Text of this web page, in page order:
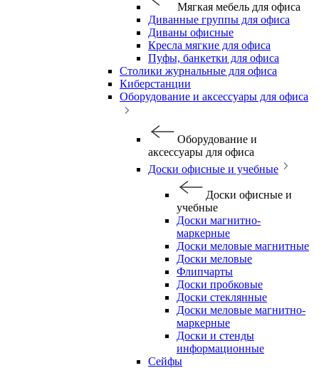
Мягкая мебель для офиса
Диванные группы для офиса
Диваны офисные
Кресла мягкие для офиса
Пуфы, банкетки для офиса
Столики журнальные для офиса
Киберстанции
Оборудование и аксессуары для офиса
Оборудование и
аксессуары для офиса
Доски офисные и учебные
Доски офисные и
учебные
Доски магнитно-
маркерные
Доски меловые магнитные
Доски меловые
Флипчарты
Доски пробковые
Доски стеклянные
Доски меловые магнитно-
маркерные
Доски и стенды
информационные
Сейфы